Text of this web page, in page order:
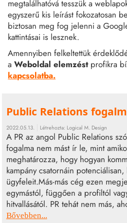
megtalálhatóvá tesszük a
egyszerű kis leírást fokozatosan
biztosan meg fog jelenni a
kattintásai is lesznek.
Amennyiben felkeltettük
aWeboldal elemzést profikra
kapcsolatba.
Public Relations
2022.05.13. Létrehozta: Logical M. Design
A PR az angol Public Relations
fogalma nem mást ír le, mint
meghatározza, hogy hogyan
kampány csatornáin
ügyfeleit.Más-más cég ezen
egymástól, függően a profiltól
hitvallásától. PR tehát nem más,
Bővebben...